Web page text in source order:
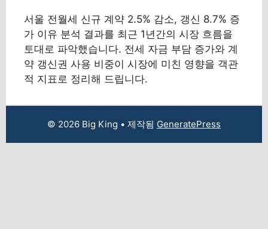
서울 전월세 신규 계약 2.5% 감소, 갱신 8.7% 증
가 이유 분석 결과를 최근 1년간의 시장 흐름을
토대로 파악했습니다. 전세 자금 부담 증가와 계
약 갱신권 사용 비중이 시장에 미친 영향을 객관
적 지표로 정리해 드립니다.
© 2026 Big King • 제작됨 GeneratePress